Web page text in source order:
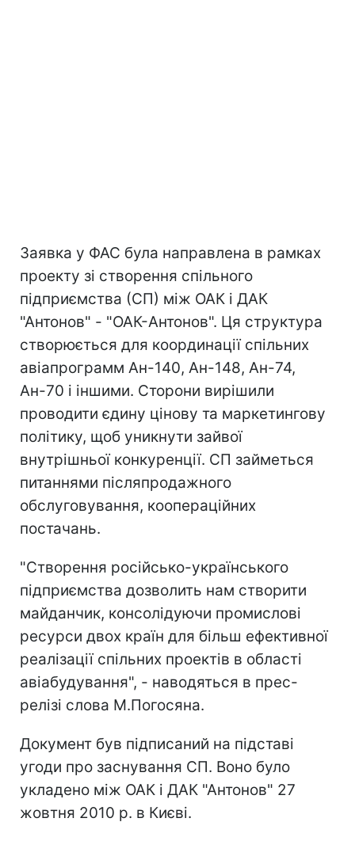
Заявка у ФАС була направлена ​​в рамках
проекту зі створення спільного
підприємства (СП) між ОАК і ДАК
"Антонов" - "ОАК-Антонов". Ця структура
створюється для координації спільних
авіапрограмм Ан-140, Ан-148, Ан-74,
Ан-70 і іншими. Сторони вирішили
проводити єдину цінову та маркетингову
політику, щоб уникнути зайвої
внутрішньої конкуренції. СП займеться
питаннями післяпродажного
обслуговування, коопераційних
постачань.
"Створення російсько-українського
підприємства дозволить нам створити
майданчик, консолідуючи промислові
ресурси двох країн для більш ефективної
реалізації спільних проектів в області
авіабудування", - наводяться в прес-
релізі слова М.Погосяна.
Документ був підписаний на підставі
угоди про заснування СП. Воно було
укладено між ОАК і ДАК "Антонов" 27
жовтня 2010 р. в Києві.